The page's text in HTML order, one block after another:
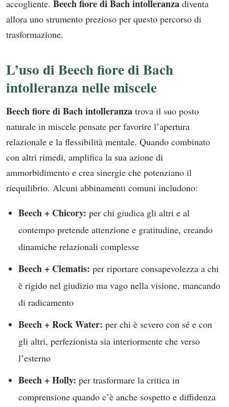
accogliente. Beech fiore di Bach intolleranza diventa
allora uno strumento prezioso per questo percorso di
trasformazione.
L’uso di Beech fiore di Bach
intolleranza nelle miscele
Beech fiore di Bach intolleranza trova il suo posto
naturale in miscele pensate per favorire l’apertura
relazionale e la flessibilità mentale. Quando combinato
con altri rimedi, amplifica la sua azione di
ammorbidimento e crea sinergie che potenziano il
riequilibrio. Alcuni abbinamenti comuni includono:
Beech + Chicory: per chi giudica gli altri e al
contempo pretende attenzione e gratitudine, creando
dinamiche relazionali complesse
Beech + Clematis: per riportare consapevolezza a chi
è rigido nel giudizio ma vago nella visione, mancando
di radicamento
Beech + Rock Water: per chi è severo con sé e con
gli altri, perfezionista sia interiormente che verso
l’esterno
Beech + Holly: per trasformare la critica in
comprensione quando c’è anche sospetto e diffidenza